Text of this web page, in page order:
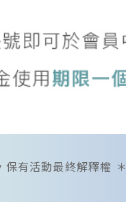
保有活動最終解釋權 ＊